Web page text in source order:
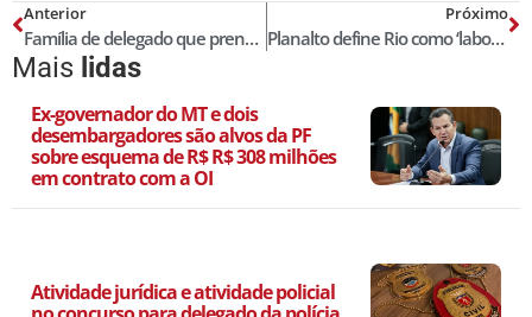
Anterior
Família de delegado que prendeu Crivella entra na Justiça
Próximo
Planalto define Rio como ‘laboratório’ de plano contra criminalidade
Mais lidas
Ex-governador do MT e dois
desembargadores são alvos da PF
sobre esquema de R$ R$ 308 milhões
em contrato com a OI
Atividade jurídica e atividade policial